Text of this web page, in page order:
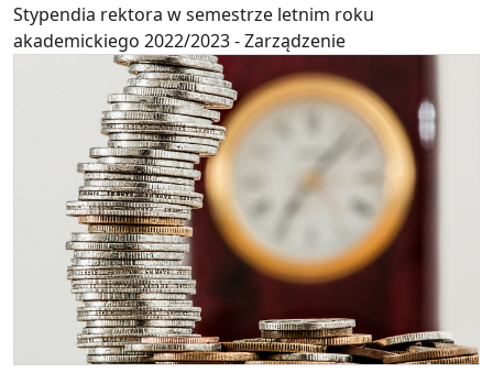
Stypendia rektora w semestrze letnim roku
akademickiego 2022/2023 - Zarządzenie